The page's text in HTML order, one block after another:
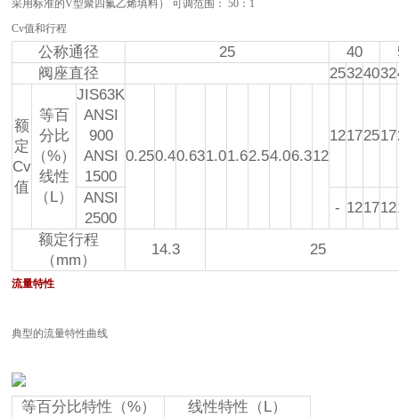
采用标准的V型聚四氟乙烯填料） 可调范围： 50：1
Cv值和行程
公称通径 25 40
阀座直径
25324032
额
定
Cv
值
等百
分比
（%）
线性
（L）
JIS63K
ANSI
900
ANSI
1500
0.250.40.631.01.62.54.06.312
12172517
ANSI
2500
- 121712
额定行程
（mm）
14.3 25
流量特性
典型的流量特性曲线
等百分比特性（%） 线性特性（L）